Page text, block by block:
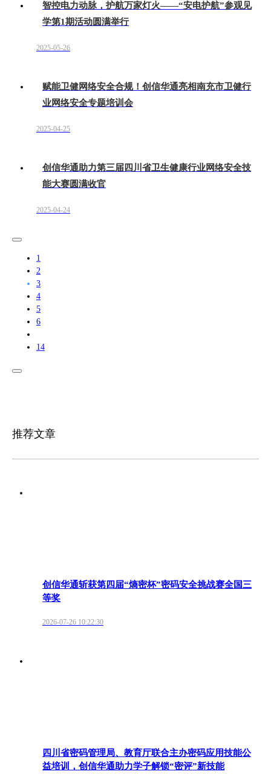
智控电力动脉，护航万家灯火——“安电护航”参观见
学第1期活动圆满举行
2025-05-26
赋能卫健网络安全合规！创信华通亮相南充市卫健行
业网络安全专题培训会
2025-04-25
创信华通助力第三届四川省卫生健康行业网络安全技
能大赛圆满收官
2025-04-24
1
2
3
4
5
6
14
推荐文章
创信华通斩获第四届“熵密杯”密码安全挑战赛全国三
等奖
2026-07-26 10:22:30
四川省密码管理局、教育厅联合主办密码应用技能公
益培训，创信华通助力学子解锁“密评”新技能